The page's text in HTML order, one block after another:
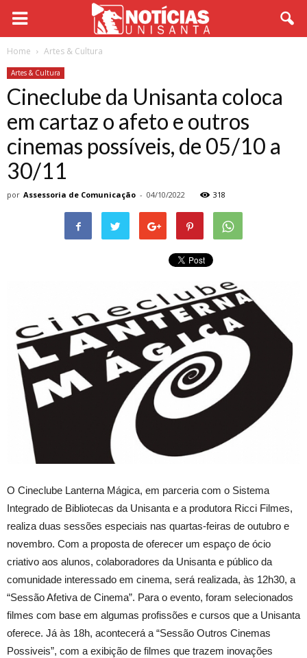
Home Artes & Cultura
Artes & Cultura
Cineclube da Unisanta coloca
em cartaz o afeto e outros
cinemas possíveis, de 05/10 a
30/11
por Assessoria de Comunicação - 04/10/2022 318
O Cineclube Lanterna Mágica, em parceria com o Sistema
Integrado de Bibliotecas da Unisanta e a produtora Ricci Filmes,
realiza duas sessões especiais nas quartas-feiras de outubro e
novembro. Com a proposta de oferecer um espaço de ócio
criativo aos alunos, colaboradores da Unisanta e público da
comunidade interessado em cinema, será realizada, às 12h30, a
“Sessão Afetiva de Cinema”. Para o evento, foram selecionados
filmes com base em algumas profissões e cursos que a Unisanta
oferece. Já às 18h, acontecerá a “Sessão Outros Cinemas
Possiveis”, com a exibição de filmes que trazem inovações